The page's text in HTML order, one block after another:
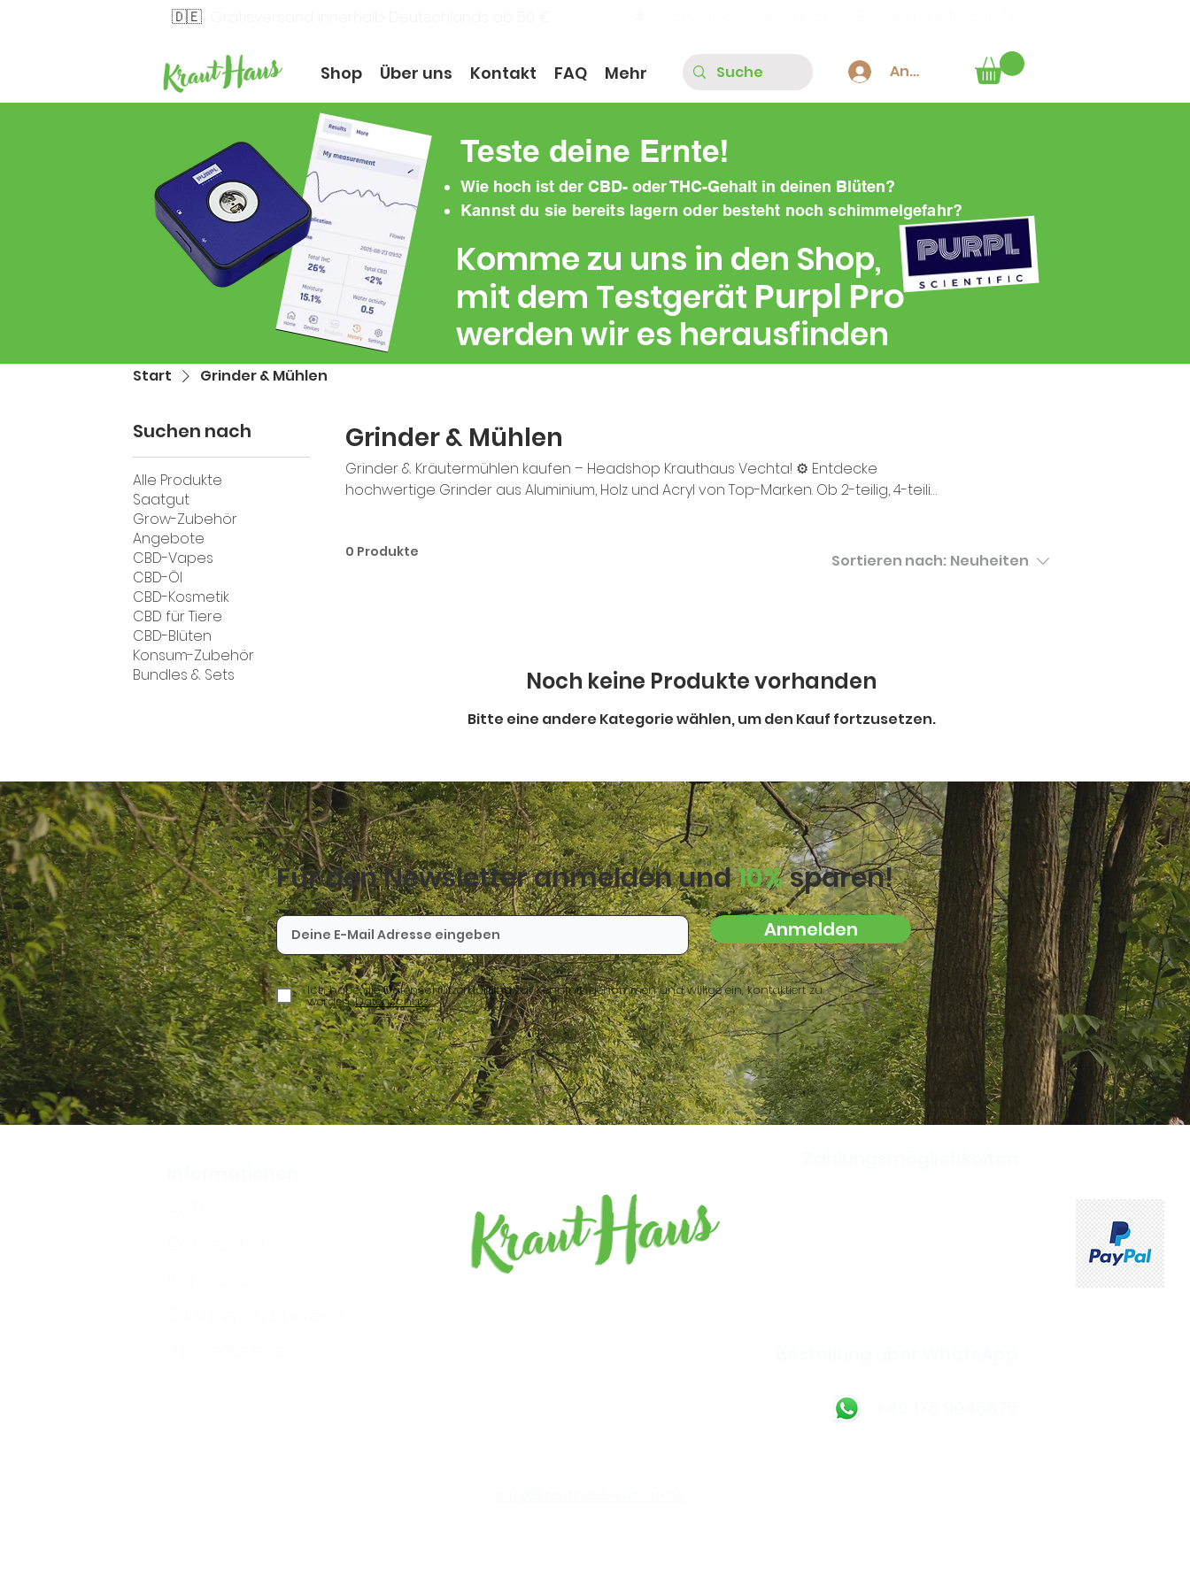
🇩🇪
Shop Über uns Kontakt FAQ Mehr Anmelden
Teste deine Ernte!
Wie hoch ist der CBD- oder THC-Gehalt in deinen Blüten?
Kannst du sie bereits lagern oder besteht noch schimmelgefahr?
Komme zu uns in den Shop,
mit dem Testgerät Purpl Pro
werden wir es herausfinden
Start Grinder & Mühlen
Suchen nach
Alle Produkte
Saatgut
Grow-Zubehör
Angebote
CBD-Vapes
CBD-Öl
CBD-Kosmetik
CBD für Tiere
CBD-Blüten
Konsum-Zubehör
Bundles & Sets
Grinder & Mühlen
Grinder & Kräutermühlen kaufen – Headshop Krauthaus Vechta! ⚙️ Entdecke
hochwertige Grinder aus Aluminium, Holz und Acryl von Top-Marken. Ob 2-teilig, 4-teilig
haben das passende Zubehör für jeden Anspruch. Grinder & Zerkleinerungsgeräte in
0 Produkte Sortieren nach: Neuheiten
Noch keine Produkte vorhanden
Bitte eine andere Kategorie wählen, um den Kauf fortzusetzen.
Für den Newsletter anmelden und10%sparen!
Anmelden
Ich habe die Datenschutzerklärung zur Kenntnis genommen und willige ein, kontaktiert zu
werden. Datenschutz